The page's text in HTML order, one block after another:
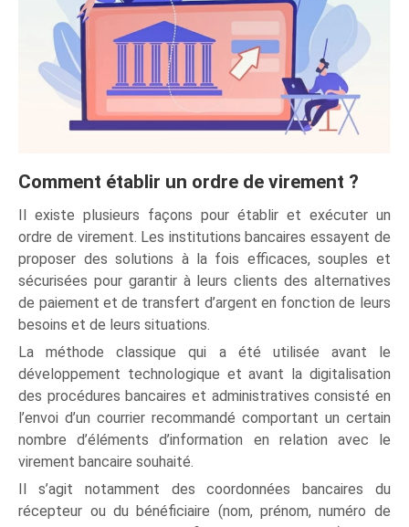
Comment établir un ordre de virement ?
Il existe plusieurs façons pour établir et exécuter un
ordre de virement. Les institutions bancaires essayent de
proposer des solutions à la fois efficaces, souples et
sécurisées pour garantir à leurs clients des alternatives
de paiement et de transfert d’argent en fonction de leurs
besoins et de leurs situations.
La méthode classique qui a été utilisée avant le
développement technologique et avant la digitalisation
des procédures bancaires et administratives consisté en
l’envoi d’un courrier recommandé comportant un certain
nombre d’éléments d’information en relation avec le
virement bancaire souhaité.
Il s’agit notamment des coordonnées bancaires du
récepteur ou du bénéficiaire (nom, prénom, numéro de